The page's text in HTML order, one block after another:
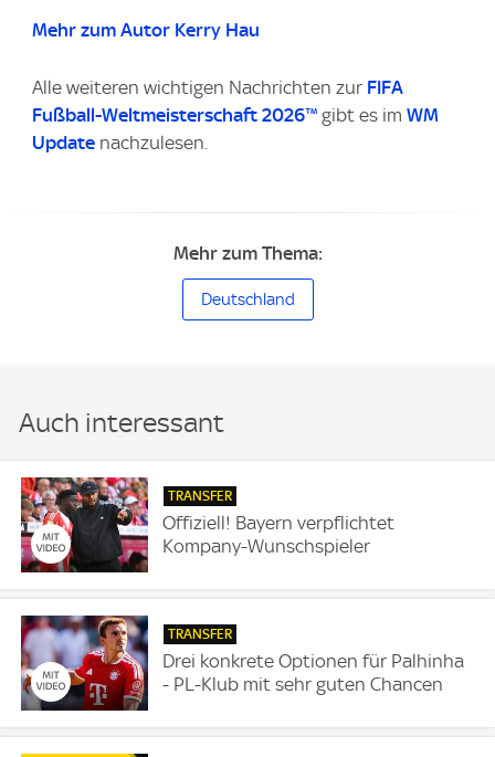
Mehr zum Autor Kerry Hau
Alle weiteren wichtigen Nachrichten zur FIFA
Fußball-Weltmeisterschaft 2026™ gibt es im WM
Update nachzulesen.
Mehr zum Thema:
Deutschland
Auch interessant
TRANSFER
Offiziell! Bayern verpflichtet
Kompany-Wunschspieler
TRANSFER
Drei konkrete Optionen für Palhinha
- PL-Klub mit sehr guten Chancen